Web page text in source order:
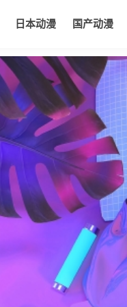
日本动漫 国产动漫
欧美动漫 动漫电影